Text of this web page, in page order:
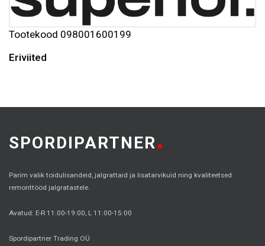
Tootekood 098001600199
Eriviited
SPORDIPARTNER
Parim valik toidulisandeid, jalgrattaid ja lisatarvikuid ning kvaliteetsed
remonttööd jalgratastele.
Avatud: E-R 11:00-19:00, L 11:00-15:00
Spordipartner Trading OÜ